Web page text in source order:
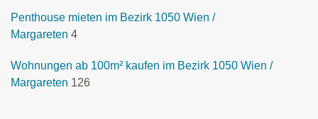
Penthouse mieten im Bezirk 1050 Wien /
Margareten 4
Wohnungen ab 100m² kaufen im Bezirk 1050 Wien /
Margareten 126